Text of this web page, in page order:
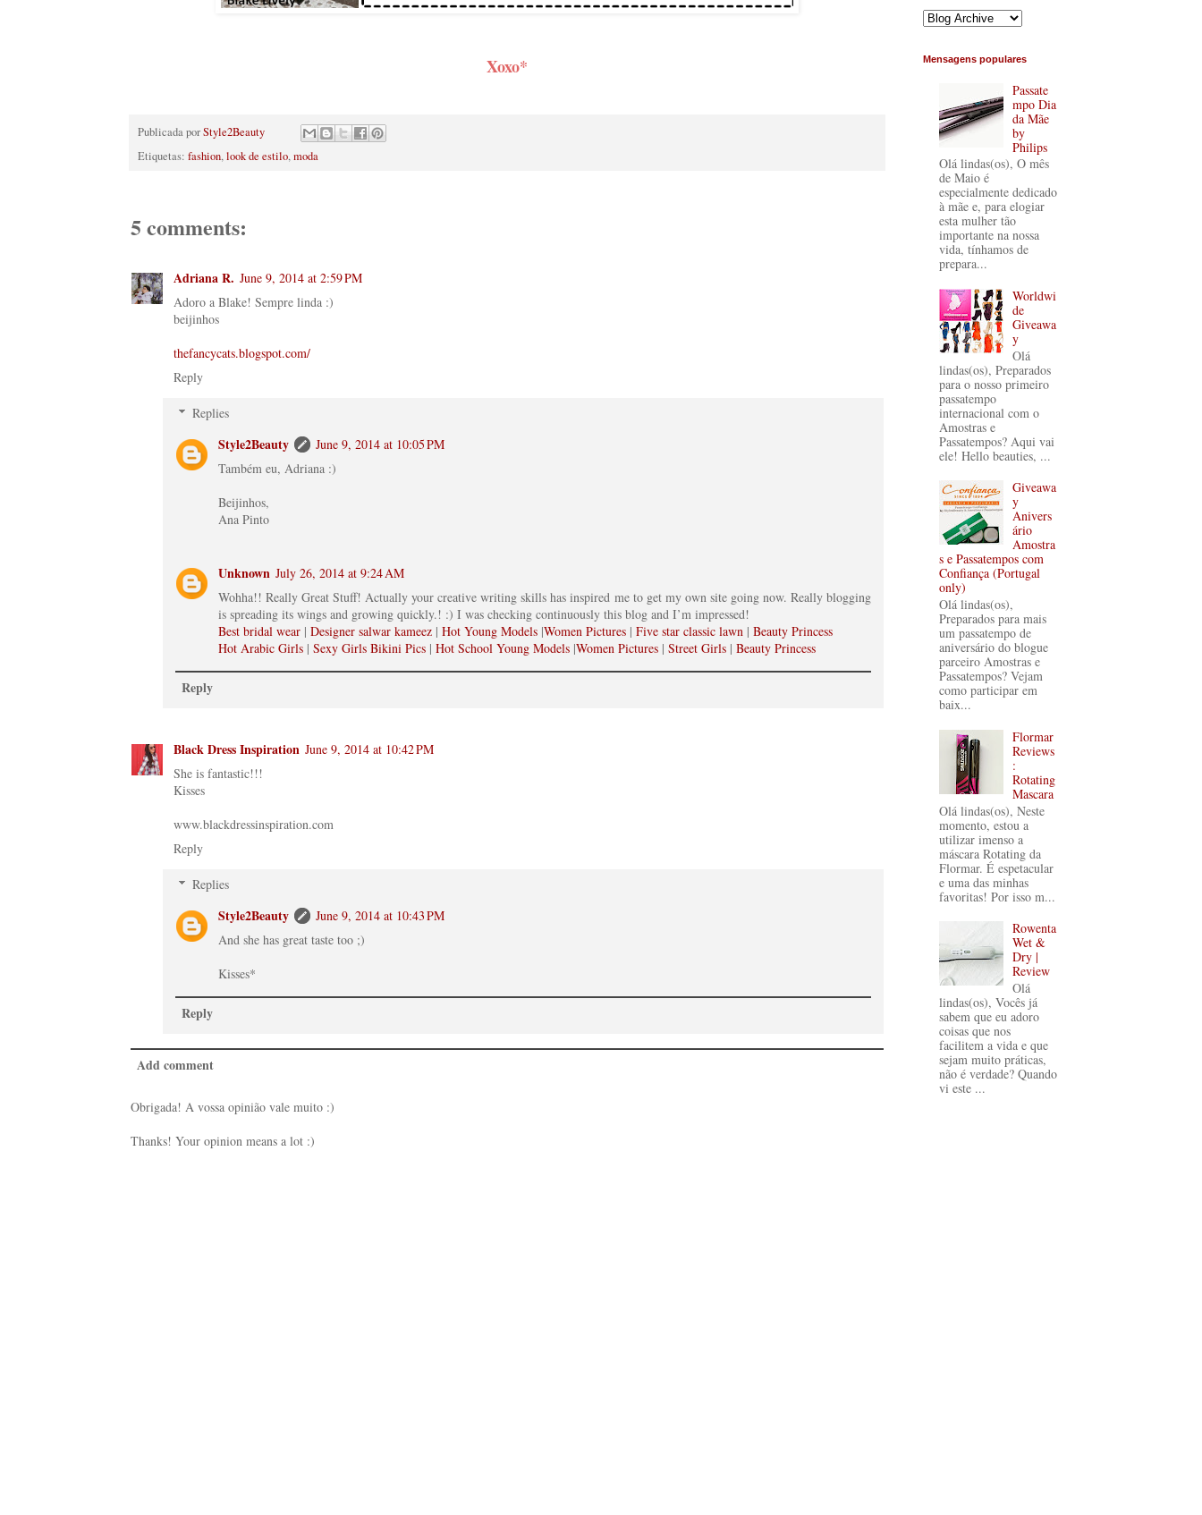
Xoxo*
Publicada porStyle2Beauty
Etiquetas: fashion,look de estilo,moda
5 comments:
Adriana R. June 9, 2014 at 2:59 PM
Adoro a Blake! Sempre linda :)
beijinhos
thefancycats.blogspot.com/
Reply
Replies
Style2Beauty
June 9, 2014 at 10:05 PM
Também eu, Adriana :)
Beijinhos,
Ana Pinto
Unknown July 26, 2014 at 9:24 AM
Wohha!! Really Great Stuff! Actually your creative writing skills has inspired me to get my own site going now. Really blogging
is spreading its wings and growing quickly.! :) I was checking continuously this blog and I’m impressed!
Best bridal wear | Designer salwar kameez | Hot Young Models |Women Pictures | Five star classic lawn | Beauty Princess
Hot Arabic Girls | Sexy Girls Bikini Pics | Hot School Young Models |Women Pictures | Street Girls | Beauty Princess
Reply
Black Dress Inspiration June 9, 2014 at 10:42 PM
She is fantastic!!!
Kisses
www.blackdressinspiration.com
Reply
Replies
Style2Beauty
June 9, 2014 at 10:43 PM
And she has great taste too ;)
Kisses*
Reply
Add comment
Obrigada! A vossa opinião vale muito :)
Thanks! Your opinion means a lot :)
Mensagens populares
Passate
mpo Dia
da Mãe
by
Philips
Olá lindas(os), O mês
de Maio é
especialmente dedicado
à mãe e, para elogiar
esta mulher tão
importante na nossa
vida, tínhamos de
prepara...
Worldwi
de
Giveawa
y
Olá
lindas(os), Preparados
para o nosso primeiro
passatempo
internacional com o
Amostras e
Passatempos? Aqui vai
ele! Hello beauties, ...
Giveawa
y
Anivers
ário
Amostra
s e Passatempos com
Confiança (Portugal
only)
Olá lindas(os),
Preparados para mais
um passatempo de
aniversário do blogue
parceiro Amostras e
Passatempos? Vejam
como participar em
baix...
Flormar
Reviews
:
Rotating
Mascara
Olá lindas(os), Neste
momento, estou a
utilizar imenso a
máscara Rotating da
Flormar. É espetacular
e uma das minhas
favoritas! Por isso m...
Rowenta
Wet &
Dry |
Review
Olá
lindas(os), Vocês já
sabem que eu adoro
coisas que nos
facilitem a vida e que
sejam muito práticas,
não é verdade? Quando
vi este ...